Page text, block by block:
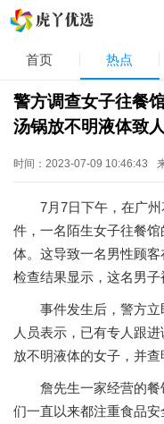
首页 热点
警方调查女子往餐
汤锅放不明液体致
时间：2023-07-09 10:46:43
7月7日下午，在广州
件，一名陌生女子往餐
体。这导致一名男性顾
检查结果显示，这名男子
事件发生后，警方立
人员表示，已有专人跟
放不明液体的女子，并查
詹先生一家经营的餐
们一直以来都注重食品